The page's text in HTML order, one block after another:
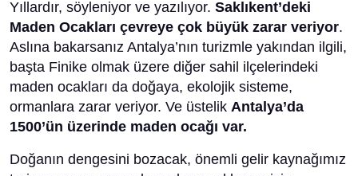
Yıllardır, söyleniyor ve yazılıyor. Saklıkent’deki
Maden Ocakları çevreye çok büyük zarar veriyor.
Aslına bakarsanız Antalya’nın turizmle yakından ilgili,
başta Finike olmak üzere diğer sahil ilçelerindeki
maden ocakları da doğaya, ekolojik sisteme,
ormanlara zarar veriyor. Ve üstelik Antalya’da
1500’ün üzerinde maden ocağı var.
Doğanın dengesini bozacak, önemli gelir kaynağımız